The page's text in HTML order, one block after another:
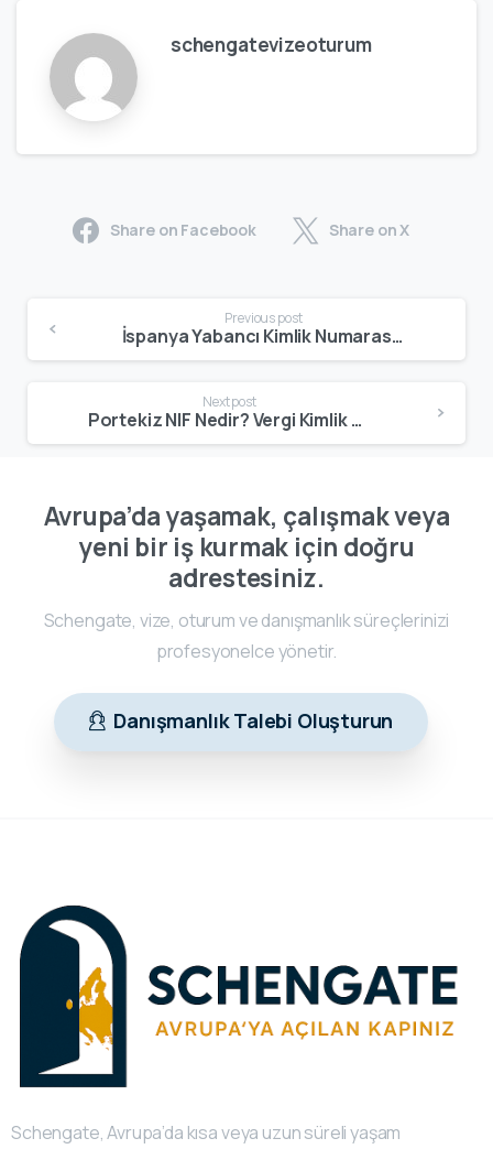
schengatevizeoturum
Share on Facebook Share on X
Previous post
İspanya Yabancı Kimlik Numarası (NIE) Nedir? Nasıl Alınır? – Schengate
Next post
Portekiz NIF Nedir? Vergi Kimlik Numarasının Tüm Detayları – Schengate
Avrupa’da yaşamak, çalışmak veya
yeni bir iş kurmak için doğru
adrestesiniz.
Schengate, vize, oturum ve danışmanlık süreçlerinizi
profesyonelce yönetir.
Danışmanlık Talebi Oluşturun
Schengate, Avrupa’da kısa veya uzun süreli yaşam